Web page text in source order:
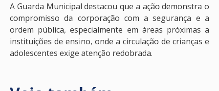
A Guarda Municipal destacou que a ação demonstra o
compromisso da corporação com a segurança e a
ordem pública, especialmente em áreas próximas a
instituições de ensino, onde a circulação de crianças e
adolescentes exige atenção redobrada.